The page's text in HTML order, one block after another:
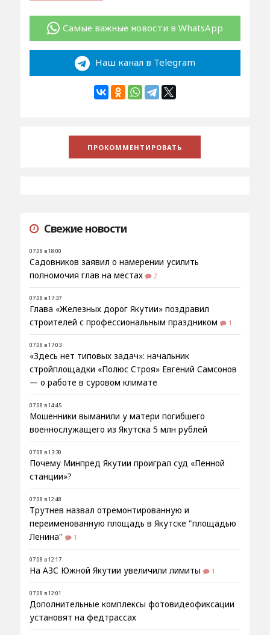
Самые важные новости в WhatsApp
Наш канал в Telegram
Свежие новости
07.08 в 18:00
Садовников заявил о намерении усилить
полномочия глав на местах
2
07.08 в 17:37
Глава «Железных дорог Якутии» поздравил
строителей с профессиональным праздником
1
07.08 в 17:03
«Здесь нет типовых задач»: начальник
стройплощадки «Полюс Строя» Евгений Самсонов
— о работе в суровом климате
07.08 в 14:45
Мошенники выманили у матери погибшего
военнослужащего из Якутска 5 млн рублей
07.08 в 13:30
Почему Минпред Якутии проиграл суд «Пенной
станции»?
07.08 в 12:48
Трутнев назвал отремонтированную и
переименованную площадь в Якутске "площадью
Ленина"
1
07.08 в 12:17
На АЗС Южной Якутии увеличили лимиты 1
07.08 в 12:01
Дополнительные комплексы фотовидеофиксации
установят на федтрассах